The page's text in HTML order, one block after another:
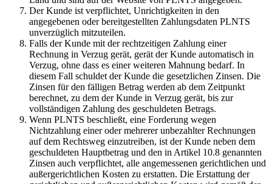
Der Kunde ist verpflichtet, Unrichtigkeiten in den
angegebenen oder bereitgestellten Zahlungsdaten PLNTS
unverzüglich mitzuteilen.
Falls der Kunde mit der rechtzeitigen Zahlung einer
Rechnung in Verzug gerät, gerät der Kunde automatisch in
Verzug, ohne dass es einer weiteren Mahnung bedarf. In
diesem Fall schuldet der Kunde die gesetzlichen Zinsen. Die
Zinsen für den fälligen Betrag werden ab dem Zeitpunkt
berechnet, zu dem der Kunde in Verzug gerät, bis zur
vollständigen Zahlung des geschuldeten Betrags.
Wenn PLNTS beschließt, eine Forderung wegen
Nichtzahlung einer oder mehrerer unbezahlter Rechnungen
auf dem Rechtsweg einzutreiben, ist der Kunde neben dem
geschuldeten Hauptbetrag und den in Artikel 10.8 genannten
Zinsen auch verpflichtet, alle angemessenen gerichtlichen und
außergerichtlichen Kosten zu erstatten. Die Erstattung der